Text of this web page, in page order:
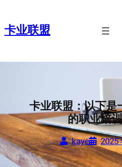
内卡业联盟
卡业联盟：以下是
的职业培
kaye 2025